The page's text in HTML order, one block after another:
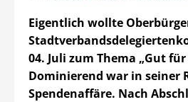
Eigentlich wollte
04. Juli zum Thema „Gut
Dominierend war in seiner
Spendenaffäre. Nach